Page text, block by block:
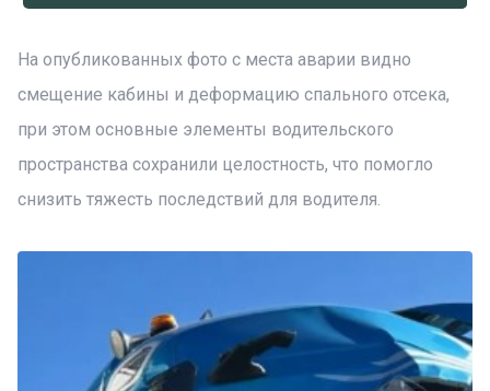
На опубликованных фото с места аварии видно
смещение кабины и деформацию спального отсека,
при этом основные элементы водительского
пространства сохранили целостность, что помогло
снизить тяжесть последствий для водителя.